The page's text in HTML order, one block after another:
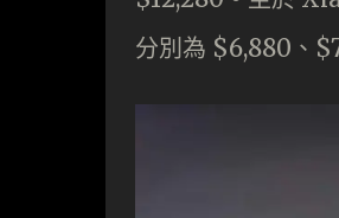
分別為 $6,880、